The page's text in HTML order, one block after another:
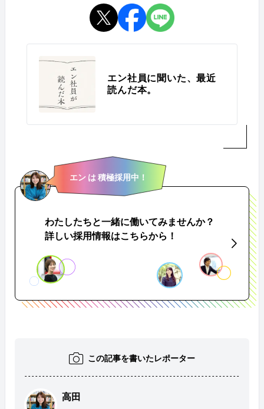
エン社員に聞いた、最近
読んだ本。
エン は 積極採用中！
わたしたちと一緒に働いてみませんか？
詳しい採用情報はこちらから！
この記事を書いたレポーター
高田